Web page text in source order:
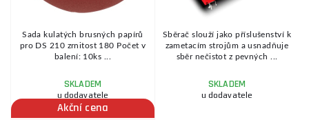
Sada kulatých brusných papírů
pro DS 210 zrnitost 180 Počet v
balení: 10ks ...
SKLADEM
u dodavatele
Akční cena
Sběrač slouží jako příslušenství k
zametacím strojům a usnadňuje
sběr nečistot z pevných ...
SKLADEM
u dodavatele